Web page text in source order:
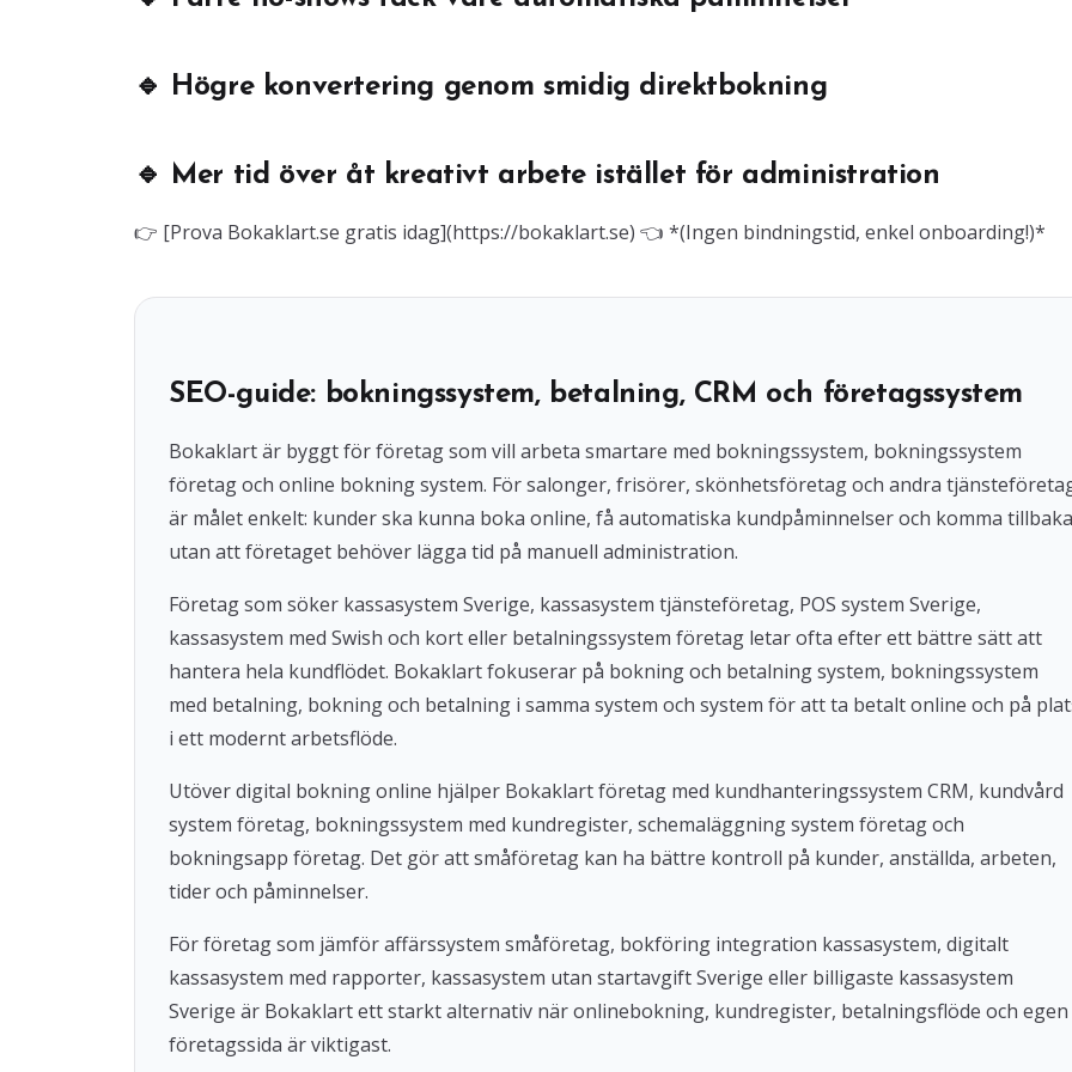
🔹 Högre konvertering genom smidig direktbokning
🔹 Mer tid över åt kreativt arbete istället för administration
👉 [Prova Bokaklart.se gratis idag](https://bokaklart.se) 👈 *(Ingen bindningstid, enkel onboarding!)*
SEO-guide: bokningssystem, betalning, CRM och företagssystem
Bokaklart är byggt för företag som vill arbeta smartare med bokningssystem, bokningssystem
företag och online bokning system. För salonger, frisörer, skönhetsföretag och andra
är målet enkelt: kunder ska kunna boka online, få automatiska kundpåminnelser och komma tillbaka
utan att företaget behöver lägga tid på manuell administration.
Företag som söker kassasystem Sverige, kassasystem tjänsteföretag, POS system Sverige,
kassasystem med Swish och kort eller betalningssystem företag letar ofta efter ett bättre sätt att
hantera hela kundflödet. Bokaklart fokuserar på bokning och betalning system, bokningssystem
med betalning, bokning och betalning i samma system och system för att ta betalt online och på
i ett modernt arbetsflöde.
Utöver digital bokning online hjälper Bokaklart företag med kundhanteringssystem CRM, kundvård
system företag, bokningssystem med kundregister, schemaläggning system företag och
bokningsapp företag. Det gör att småföretag kan ha bättre kontroll på kunder, anställda, arbeten,
tider och påminnelser.
För företag som jämför affärssystem småföretag, bokföring integration kassasystem, digitalt
kassasystem med rapporter, kassasystem utan startavgift Sverige eller billigaste kassasystem
Sverige är Bokaklart ett starkt alternativ när onlinebokning, kundregister, betalningsflöde och egen
företagssida är viktigast.